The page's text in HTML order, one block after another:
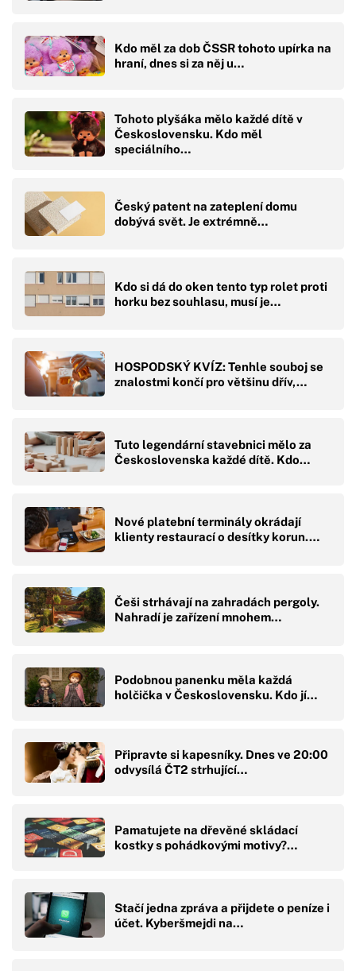
Kdo měl za dob ČSSR tohoto upírka na
hraní, dnes si za něj u…
Tohoto plyšáka mělo každé dítě v
Československu. Kdo měl
speciálního…
Český patent na zateplení domu
dobývá svět. Je extrémně…
Kdo si dá do oken tento typ rolet proti
horku bez souhlasu, musí je…
HOSPODSKÝ KVÍZ: Tenhle souboj se
znalostmi končí pro většinu dřív,…
Tuto legendární stavebnici mělo za
Československa každé dítě. Kdo…
Nové platební terminály okrádají
klienty restaurací o desítky korun.…
Češi strhávají na zahradách pergoly.
Nahradí je zařízení mnohem…
Podobnou panenku měla každá
holčička v Československu. Kdo jí…
Připravte si kapesníky. Dnes ve 20:00
odvysílá ČT2 strhující…
Pamatujete na dřevěné skládací
kostky s pohádkovými motivy?…
Stačí jedna zpráva a přijdete o peníze i
účet. Kyberšmejdi na…